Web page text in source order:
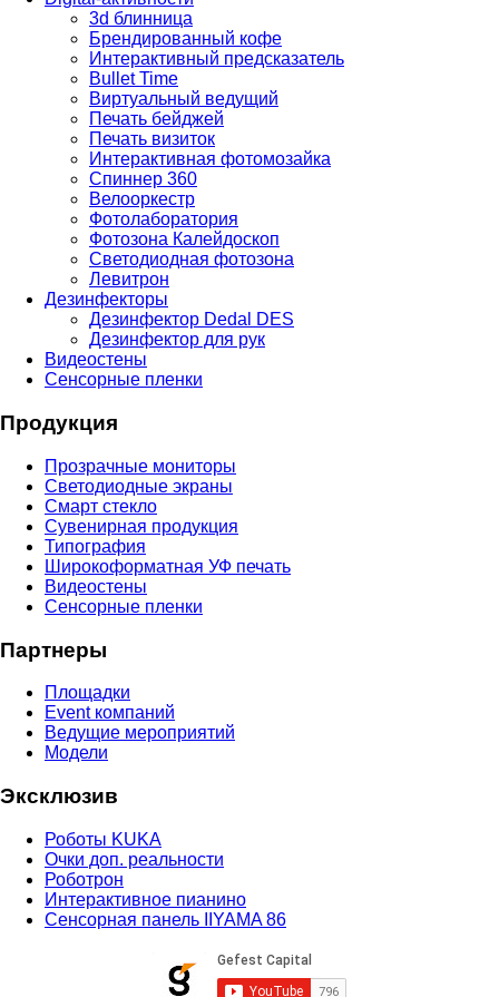
3d блинница
Брендированный кофе
Интерактивный предсказатель
Bullet Time
Виртуальный ведущий
Печать бейджей
Печать визиток
Интерактивная фотомозайка
Спиннер 360
Велооркестр
Фотолаборатория
Фотозона Калейдоскоп
Светодиодная фотозона
Левитрон
Дезинфекторы
Дезинфектор Dedal DES
Дезинфектор для рук
Видеостены
Сенсорные пленки
Продукция
Прозрачные мониторы
Светодиодные экраны
Смарт стекло
Сувенирная продукция
Типография
Широкоформатная УФ печать
Видеостены
Сенсорные пленки
Партнеры
Площадки
Event компаний
Ведущие мероприятий
Модели
Эксклюзив
Роботы KUKA
Очки доп. реальности
Роботрон
Интерактивное пианино
Сенсорная панель IIYAMA 86